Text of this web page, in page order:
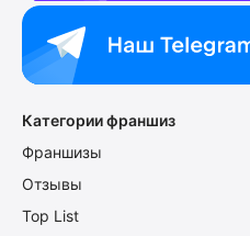
Категории франшиз
Франшизы
Отзывы
Top List